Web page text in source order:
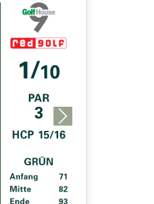
Next